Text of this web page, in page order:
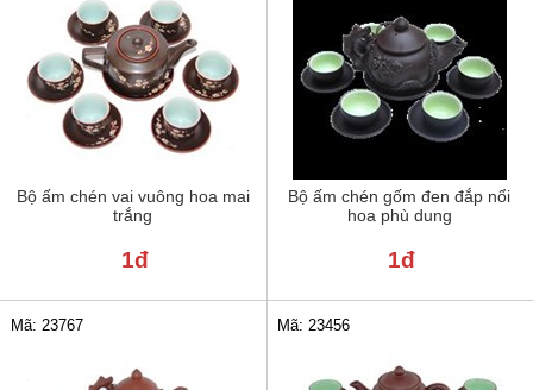
Bộ ấm chén vai vuông hoa mai
trắng
1đ
Bộ ấm chén gốm đen đắp nổi
hoa phù dung
1đ
Mã: 23767 Mã: 23456